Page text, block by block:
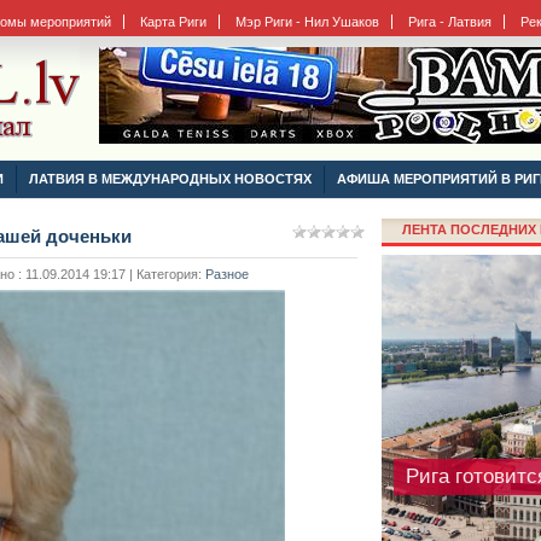
мероприятий Карта Риги Мэр Риги - Нил Ушаков Рига - Латвия
ЛАТВИЯ В МЕЖДУНАРОДНЫХ НОВОСТЯХ АФИША МЕРОПРИЯТИЙ В
доченьки
: 11.09.2014 19:17 | Категория: Разное
ЛЕНТА
Чем
минеральные
Рига